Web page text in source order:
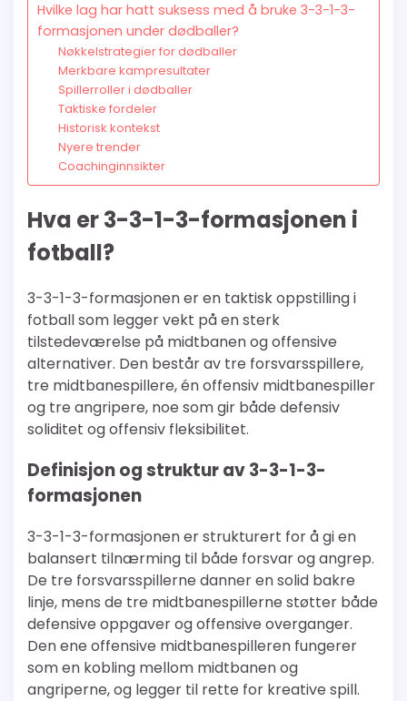
Hvilke lag har hatt suksess med å bruke 3-3-1-3-
formasjonen under dødballer?
Nøkkelstrategier for dødballer
Merkbare kampresultater
Spillerroller i dødballer
Taktiske fordeler
Historisk kontekst
Nyere trender
Coachinginnsikter
Hva er 3-3-1-3-formasjonen i
fotball?
3-3-1-3-formasjonen er en taktisk oppstilling i
fotball som legger vekt på en sterk
tilstedeværelse på midtbanen og offensive
alternativer. Den består av tre forsvarsspillere,
tre midtbanespillere, én offensiv midtbanespiller
og tre angripere, noe som gir både defensiv
soliditet og offensiv fleksibilitet.
Definisjon og struktur av 3-3-1-3-
formasjonen
3-3-1-3-formasjonen er strukturert for å gi en
balansert tilnærming til både forsvar og angrep.
De tre forsvarsspillerne danner en solid bakre
linje, mens de tre midtbanespillerne støtter både
defensive oppgaver og offensive overganger.
Den ene offensive midtbanespilleren fungerer
som en kobling mellom midtbanen og
angriperne, og legger til rette for kreative spill.